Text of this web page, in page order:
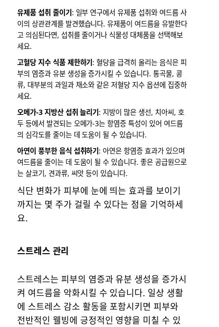
유제품 섭취 줄이기: 일부 연구에서 유제품 섭취와 여드름 사
이의 상관관계를 발견했습니다. 유제품이 여드름을 유발한다
고 의심된다면, 섭취를 줄이거나 식물성 대체품을 선택해보
세요.
고혈당 지수 식품 제한하기: 혈당을 급격히 올리는 음식은 피
부의 염증과 유분 생성을 증가시킬 수 있습니다. 통곡물, 콩
류, 대부분의 과일과 채소와 같은 저혈당 지수 옵션에 집중하
세요.
오메가-3 지방산 섭취 늘리기: 지방이 많은 생선, 치아씨, 호
두 등에서 발견되는 오메가-3는 항염증 특성이 있어 여드름
의 심각도를 줄이는 데 도움이 될 수 있습니다.
아연이 풍부한 음식 섭취하기: 아연은 항염증 효과가 있으며
여드름을 줄이는 데 도움이 될 수 있습니다. 좋은 공급원으로
는 살코기, 견과류, 씨앗 등이 있습니다.
식단 변화가 피부에 눈에 띄는 효과를 보이기
까지는 몇 주가 걸릴 수 있다는 점을 기억하세
요.
스트레스 관리
스트레스는 피부의 염증과 유분 생성을 증가시
켜 여드름을 악화시킬 수 있습니다. 일상 생활
에 스트레스 감소 활동을 포함시키면 피부와
전반적인 웰빙에 긍정적인 영향을 미칠 수 있